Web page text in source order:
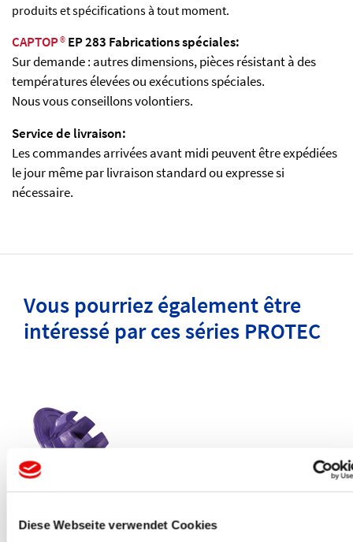
Diese Webseite verwendet Cookies
produits et spécifications à tout moment.
CAPTOP®EP 283 Fabrications spéciales:
Sur demande : autres dimensions, pièces résistant à des
températures élevées ou exécutions spéciales.
Nous vous conseillons volontiers.
Service de livraison:
Les commandes arrivées avant midi peuvent être expédiées
le jour même par livraison standard ou expresse si
nécessaire.
Vous pourriez également être
intéressé par ces séries PROTEC
DURA-SAFE®SES 3000